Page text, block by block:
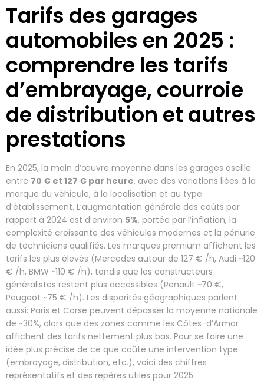
Tarifs des garages
automobiles en 2025 :
comprendre les tarifs
d’embrayage, courroie
de distribution et autres
prestations
En 2025, la main d’œuvre moyenne dans les garages oscille
entre 70 € et 127 € par heure, avec des variations liées à la
marque du véhicule, à la localisation et au type
d’établissement. L’augmentation générale des coûts par
rapport à 2024 est d’environ 5%, portée par l’inflation, la
complexité croissante des véhicules modernes et la pénurie
de techniciens qualifiés. Les marques premium affichent les
tarifs les plus élevés (Mercedes autour de 127 € /h, Audi ~120
€ /h, BMW ~110 € /h), tandis que les constructeurs
généralistes restent plus accessibles (Renault ~70 €,
Peugeot ~75 € /h). Les disparités géographiques parlent
aussi: Paris et Corse peuvent dépasser la moyenne nationale
de ~30%, alors que des zones comme les Côtes-d’Armor
affichent des tarifs nettement plus bas. Pour se faire une
idée plus précise de ce que coûte une intervention type
(embrayage, distribution, etc.), voici des chiffres
représentatifs et des repères utiles pour 2025.